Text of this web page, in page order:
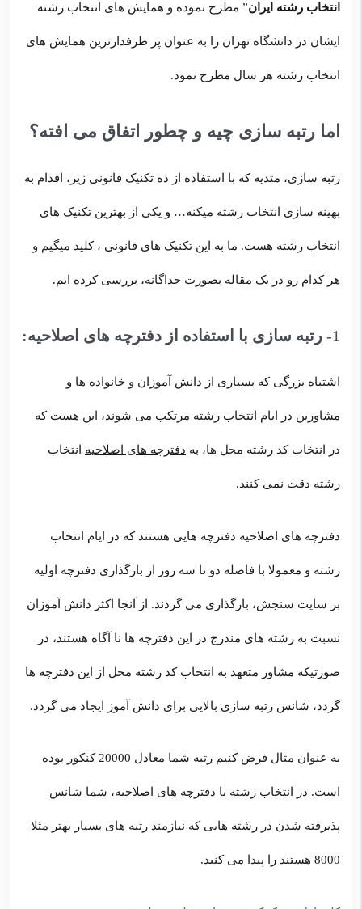
انتخاب رشته ایران” مطرح نموده و همایش های انتخاب رشته
ایشان در دانشگاه تهران را به عنوان پر طرفدارترین همایش های
انتخاب رشته هر سال مطرح نمود.
اما رتبه سازی چیه و چطور اتفاق می افته؟
رتبه سازی، متدیه که با استفاده از ده تکنیک قانونی زیر، اقدام به
بهینه سازی انتخاب رشته میکنه… و یکی از بهترین تکنیک های
انتخاب رشته هست. ما به این تکنیک های قانونی ، کلید میگیم و
هر کدام رو در یک مقاله بصورت جداگانه، بررسی کرده ایم.
1- رتبه سازی با استفاده از دفترچه های اصلاحیه:
اشتباه بزرگی که بسیاری از دانش آموزان و خانواده ها و
مشاورین در ایام انتخاب رشته مرتکب می شوند، این هست که
در انتخاب کد رشته محل ها، به دفترچه های اصلاحیه انتخاب
رشته دقت نمی کنند.
دفترچه های اصلاحیه دفترچه هایی هستند که در ایام انتخاب
رشته و معمولا با فاصله دو تا سه روز از بارگذاری دفترچه اولیه
بر سایت سنجش، بارگذاری می گردند. از آنجا اکثر دانش آموزان
نسبت به رشته های مندرج در این دفترچه ها نا آگاه هستند، در
صورتیکه مشاور متعهد به انتخاب کد رشته محل از این دفترچه ها
گردد، شانس رتبه سازی بالایی برای دانش آموز ایجاد می گردد.
به عنوان مثال فرض کنیم رتبه شما معادل 20000 کنکور بوده
است. در انتخاب رشته با دفترچه های اصلاحیه، شما شانس
پذیرفته شدن در رشته هایی که نیازمند رتبه های بسیار بهتر مثلا
8000 هستند را پیدا می کنید.